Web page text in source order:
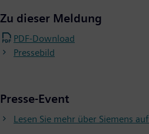
Zu dieser Meldung
PDF-Download
Pressebild
Presse-Event
Lesen Sie mehr über Siemens